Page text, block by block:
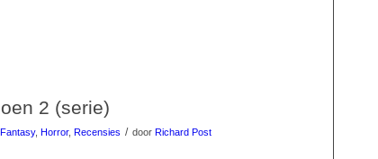
2 (serie)
Fantasy, Horror, Recensies / door Richard Post